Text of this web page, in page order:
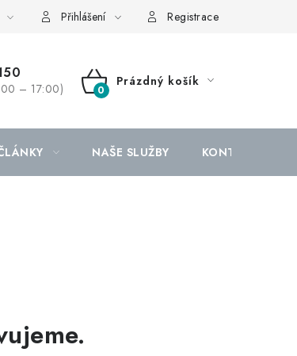
Přihlášení Registrace
– 17:00)
NÁKUPNÍ
Prázdný košík
NAŠE SLUŽBY KONTAKTY